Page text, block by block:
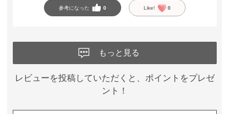
参考になった 0 Like! 0
もっと見る
レビューを投稿していただくと、ポイントをプレゼ
ント！